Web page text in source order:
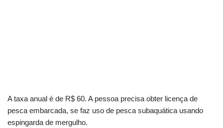
A taxa anual é de R$ 60. A pessoa precisa obter licença de
pesca embarcada, se faz uso de pesca subaquática usando
espingarda de mergulho.